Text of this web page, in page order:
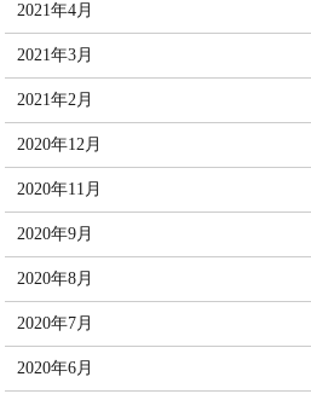
2021年4月
2021年3月
2021年2月
2020年12月
2020年11月
2020年9月
2020年8月
2020年7月
2020年6月